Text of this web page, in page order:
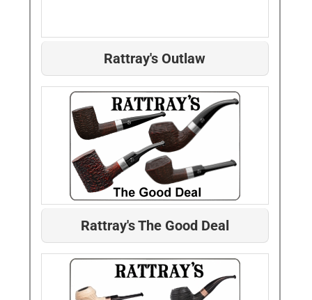
Rattray's Outlaw
Rattray's The Good Deal